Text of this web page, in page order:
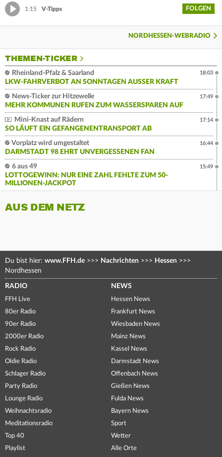
1:15 V-Tipps FOLGEN
NORDHESSEN-WEBRADIO
THEMEN-TICKER
Rheinland-Pfalz & Saarland
LKW-FAHRVERBOT AN SONNTAGEN AUSSER KRAFT
18:03
News-Ticker zur Hitzewelle
MEHR KOMMUNEN RUFEN ZUM WASSERSPAREN AUF
17:49
Mini-Knast auf Rädern
SO LÄUFT EIN GEFANGENENTRANSPORT AB
17:14
Vorplatz wird umgestaltet
DARMSTADT 98 EHRT UNVERGESSENEN FAN
16:44
6 aus 49
LOTTOGEWINN: NUR EINE ZAHL FEHLTE ZUM 50-
MILLIONEN-JACKPOT
15:49
AUS DEM NETZ
Du bist hier: www.FFH.de >>> Nachrichten >>> Hessen >>>
Nordhessen
RADIO
FFH Live
80er Radio
90er Radio
2000er Radio
Rock Radio
Oldie Radio
Schlager Radio
Party Radio
Lounge Radio
Weihnachtsradio
Meditationsradio
Top 40
Playlist
NEWS
Hessen News
Frankfurt News
Wiesbaden News
Mainz News
Kassel News
Darmstadt News
Offenbach News
Gießen News
Fulda News
Bayern News
Sport
Wetter
Alle Orte